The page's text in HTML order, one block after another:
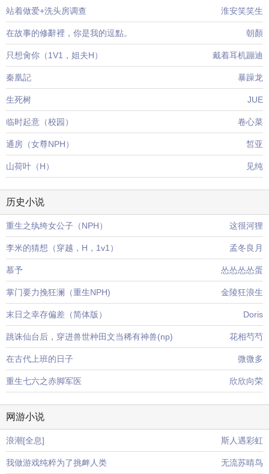
站着做爱+洗头房调查 淮安笑笑生
在故事的修辭裡，你是我的逗點。 朝顏
只想肏你（1V1，姐夫H） 戴着耳机蹦迪
秦凰記 暴躁龙
生死树 JUE
临时起意（校园） 卷心菜
通房（女尊NPH） 皙亚
山荷叶（H） 见纯
历史小说
重生之纨绔女公子（NPH） 这很河狸
李米的猜想（穿越，H，1v1） 孟冬良月
慕予 怂怂怂怂蛋
掌门要力挽狂澜（重生NPH) 金陵狂浪生
末日之幸存偏差（简体版） Doris
跳诛仙台后，穿进兽世种田文当稀有神兽(np) 花相芍芍
在古代上班的日子 微微多
重生七六之赤脚军医 欣欣向荣
网游小说
浪潮[全息] 斯人遇彩虹
我做游戏纯粹为了挑衅人类 无流苏晴鸟